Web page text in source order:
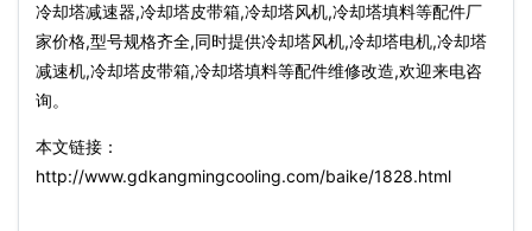
冷却塔减速器,冷却塔皮带箱,冷却塔风机,冷却塔填料等配件厂
家价格,型号规格齐全,同时提供冷却塔风机,冷却塔电机,冷却塔
减速机,冷却塔皮带箱,冷却塔填料等配件维修改造,欢迎来电咨
询。
本文链接：
http://www.gdkangmingcooling.com/baike/1828.html